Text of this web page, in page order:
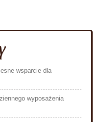
wsparcie dla
wyposażenia